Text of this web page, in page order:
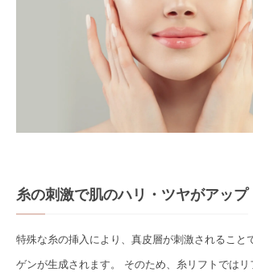
糸の刺激で肌のハリ・ツヤがアップ
特殊な糸の挿入により、真皮層が刺激されること
ゲンが生成されます。 そのため、糸リフトではリ